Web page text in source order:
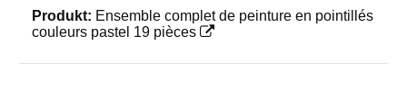
Produkt: Ensemble complet de peinture en pointillés
couleurs pastel 19 pièces